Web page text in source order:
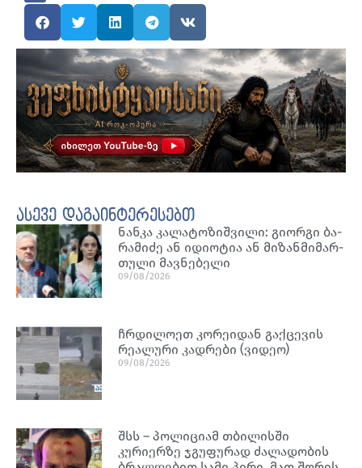
ასევე დაგაინტერესებთ
ნან­კა კა­ლა­ტო­ზიშ­ვი­ლი: გი­ორ­გი ბა­
რა­მი­ძე ან იდი­ო­ტია ან მი­ზან­მი­მარ­
თუ­ლი მავ­ნე­ბე­ლი
09/08/2026
ჩრდილოეთ კორეიდან გაქცევის
რეალური კადრები (ვიდეო)
09/08/2026
შსს – პოლიციამ თბილისში
კურიერზე ჯგუფურად ძალადობის